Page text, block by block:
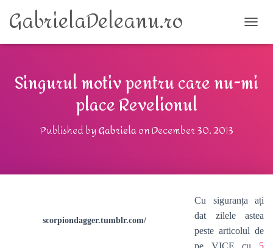
GabrielaDeleanu.ro
Singurul motiv pentru care nu-mi
place Revelionul
Published byGabrielaonDecember 30, 2013
scorpiondagger.tumblr.com/
Cu siguranța ați
dat zilele astea
peste articolul de
pe VICE cu 5